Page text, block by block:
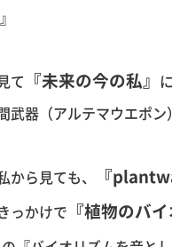
て 『未来の今の私』
武器（アルテマウエポン
から見ても、 『
っかけで 『植物のバ